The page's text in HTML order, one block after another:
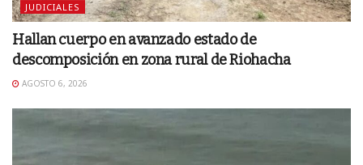
JUDICIALES
Hallan cuerpo en avanzado estado de
descomposición en zona rural de Riohacha
AGOSTO 6, 2026